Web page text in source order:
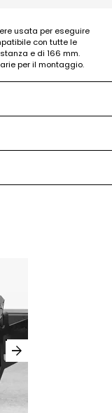
usata per eseguire
con tutte le
e di 166 mm.
per il montaggio.
arrow_forward